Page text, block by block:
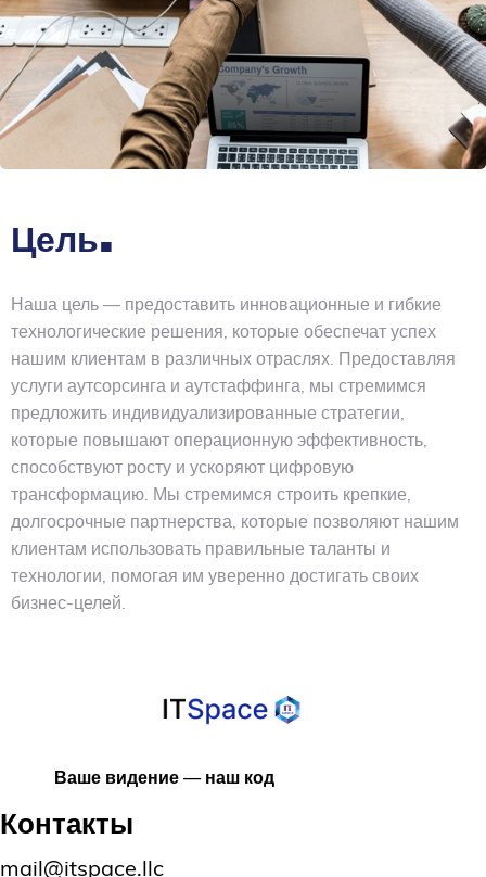
Цель.
Наша цель — предоставить инновационные и гибкие
технологические решения, которые обеспечат успех
нашим клиентам в различных отраслях. Предоставляя
услуги аутсорсинга и аутстаффинга, мы стремимся
предложить индивидуализированные стратегии,
которые повышают операционную эффективность,
способствуют росту и ускоряют цифровую
трансформацию. Мы стремимся строить крепкие,
долгосрочные партнерства, которые позволяют нашим
клиентам использовать правильные таланты и
технологии, помогая им уверенно достигать своих
бизнес-целей.
Ваше видение — наш код
Контакты
mail@itspace.llc